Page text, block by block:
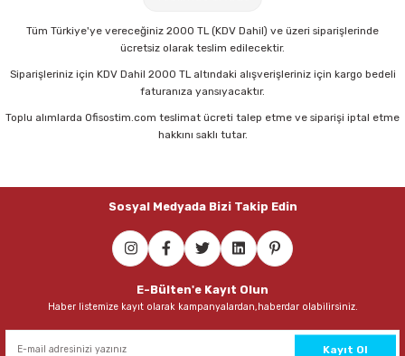
Daksiller
Kaşe Gereçleri
Yapıştırıcılar
Guaj Boyaları
Kuru Boyalar
Mum Boyalar
Parmak Boyaları
Yağlı Boyalar
Tüm Türkiye'ye vereceğiniz 2000 TL (KDV Dahil) ve üzeri siparişlerinde
ücretsiz olarak teslim edilecektir.
Siparişleriniz için KDV Dahil 2000 TL altındaki alışverişleriniz için kargo bedeli
faturanıza yansıyacaktır.
Toplu alımlarda Ofisostim.com teslimat ücreti talep etme ve siparişi iptal etme
hakkını saklı tutar.
Sosyal Medyada Bizi Takip Edin
E-Bülten'e Kayıt Olun
Haber listemize kayıt olarak kampanyalardan,haberdar olabilirsiniz.
Kayıt Ol